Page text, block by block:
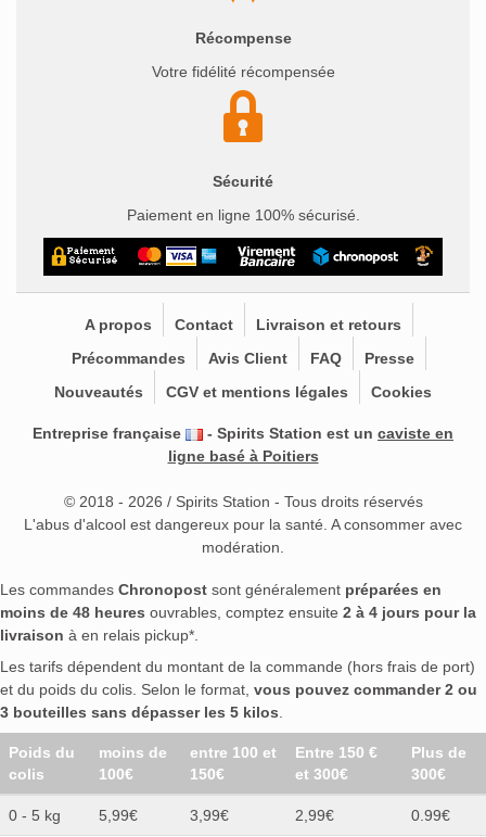
Récompense
Votre fidélité récompensée
Sécurité
Paiement en ligne 100% sécurisé.
A propos Contact
Livraison et retours
Précommandes
Avis Client FAQ
Presse
Nouveautés
CGV et mentions légales Cookies
Entreprise française - Spirits Station est un caviste en
ligne basé à Poitiers
© 2018 - 2026 / Spirits Station - Tous droits réservés
L'abus d'alcool est dangereux pour la santé. A consommer avec
modération.
Les commandes Chronopost sont généralement préparées en
moins de 48 heures ouvrables, comptez ensuite 2 à 4 jours pour la
livraison à en relais pickup*.
Les tarifs dépendent du montant de la commande (hors frais de port)
et du poids du colis. Selon le format, vous pouvez commander 2 ou
3 bouteilles sans dépasser les 5 kilos.
Poids du
colis
moins de
100€
entre 100 et
150€
Entre 150 €
et 300€
Plus de
300€
0 - 5 kg 5,99€ 3,99€ 2,99€ 0.99€